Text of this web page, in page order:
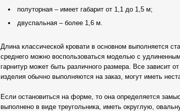
полуторная – имеет габарит от 1,1 до 1,5 м;
двуспальная – более 1,6 м.
Длина классической кровати в основном выполняется
среднего можно воспользоваться моделью с
гарнитур может быть различного размера. Все зависит
изделия обычно выполняются на заказ, могут иметь
Если остановиться на форме, то она определяется
выполнено в виде треугольника, иметь округлую,